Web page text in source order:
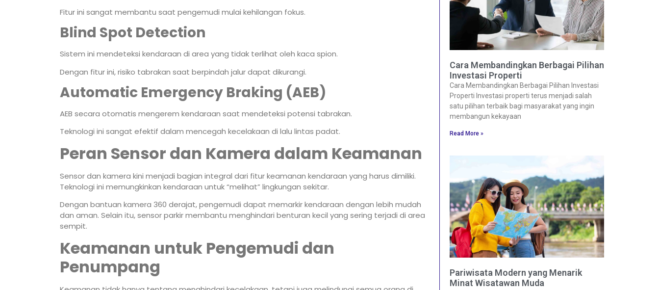
Fitur ini sangat membantu saat pengemudi mulai kehilangan fokus.
Blind Spot Detection
Sistem ini mendeteksi kendaraan di area yang tidak terlihat oleh kaca spion.
Dengan fitur ini, risiko tabrakan saat berpindah jalur dapat dikurangi.
Automatic Emergency Braking (AEB)
AEB secara otomatis mengerem kendaraan saat mendeteksi potensi tabrakan.
Teknologi ini sangat efektif dalam mencegah kecelakaan di lalu lintas padat.
Peran Sensor dan Kamera dalam Keamanan
Sensor dan kamera kini menjadi bagian integral dari fitur keamanan kendaraan yang harus dimiliki.
Teknologi ini memungkinkan kendaraan untuk “melihat” lingkungan sekitar.
Dengan bantuan kamera 360 derajat, pengemudi dapat memarkir kendaraan dengan lebih mudah
dan aman. Selain itu, sensor parkir membantu menghindari benturan kecil yang sering terjadi di area
sempit.
Keamanan untuk Pengemudi dan
Penumpang
Cara Membandingkan Berbagai Pilihan
Investasi Properti
Cara Membandingkan Berbagai Pilihan Investasi
Properti Investasi properti terus menjadi salah
satu pilihan terbaik bagi masyarakat yang ingin
membangun kekayaan
Read More »
Pariwisata Modern yang Menarik
Minat Wisatawan Muda